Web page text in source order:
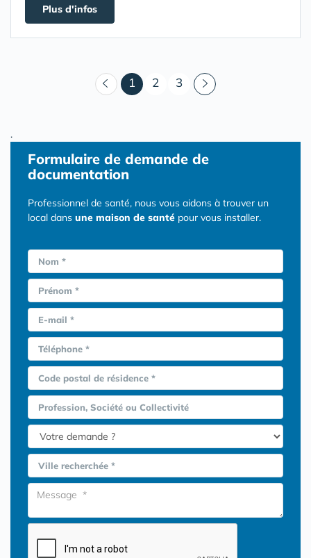
Plus d'infos
1 (courant)
2 3
.
Formulaire de demande de
documentation
Professionnel de santé, nous vous aidons à trouver un
local dans une maison de santé pour vous installer.
Nom *
Prénom *
E-mail *
Téléphone *
Code postal de résidence *
Profession, Société ou Collectivité
Ville recherchée *